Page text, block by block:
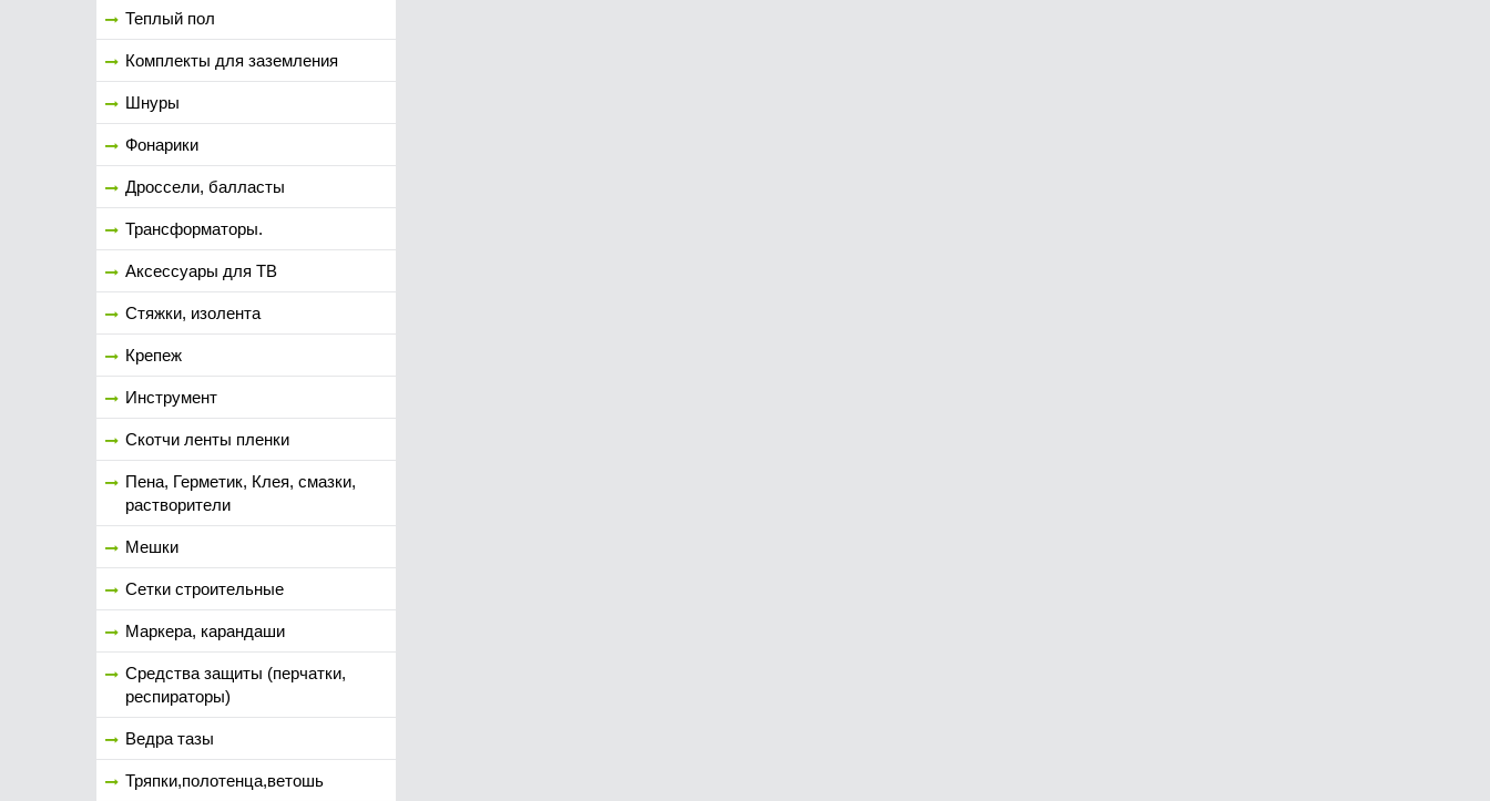
Теплый пол
Комплекты для заземления
Шнуры
Фонарики
Дроссели, балласты
Трансформаторы.
Аксессуары для ТВ
Стяжки, изолента
Крепеж
Инструмент
Скотчи ленты пленки
Пена, Герметик, Клея, смазки,
растворители
Мешки
Сетки строительные
Маркера, карандаши
Средства защиты (перчатки,
респираторы)
Ведра тазы
Тряпки,полотенца,ветошь